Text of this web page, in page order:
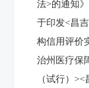
法>的通知
于印发<昌
构信用评价
治州医疗保
（试行）